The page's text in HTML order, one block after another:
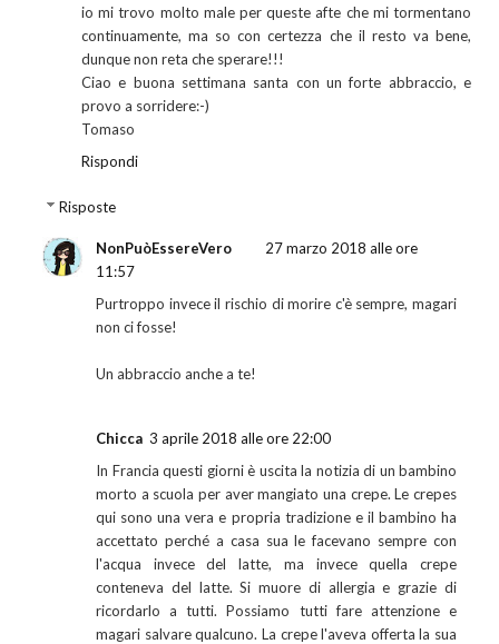
io mi trovo molto male per queste afte che mi tormentano
continuamente, ma so con certezza che il resto va bene,
dunque non reta che sperare!!!
Ciao e buona settimana santa con un forte abbraccio, e
provo a sorridere:-)
Tomaso
Rispondi
Risposte
NonPuòEssereVero
27 marzo 2018 alle ore
11:57
Purtroppo invece il rischio di morire c'è sempre, magari
non ci fosse!
Un abbraccio anche a te!
Chicca 3 aprile 2018 alle ore 22:00
In Francia questi giorni è uscita la notizia di un bambino
morto a scuola per aver mangiato una crepe. Le crepes
qui sono una vera e propria tradizione e il bambino ha
accettato perché a casa sua le facevano sempre con
l'acqua invece del latte, ma invece quella crepe
conteneva del latte. Si muore di allergia e grazie di
ricordarlo a tutti. Possiamo tutti fare attenzione e
magari salvare qualcuno. La crepe l'aveva offerta la sua